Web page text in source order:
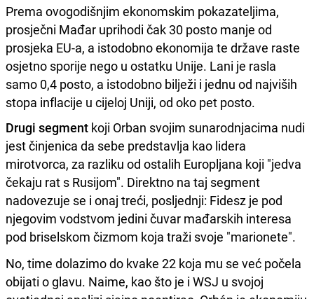
Prema ovogodišnjim ekonomskim pokazateljima,
prosječni Mađar uprihodi čak 30 posto manje od
prosjeka EU-a, a istodobno ekonomija te države raste
osjetno sporije nego u ostatku Unije. Lani je rasla
samo 0,4 posto, a istodobno bilježi i jednu od najviših
stopa inflacije u cijeloj Uniji, od oko pet posto.
Drugi segment koji Orban svojim sunarodnjacima nudi
jest činjenica da sebe predstavlja kao lidera
mirotvorca, za razliku od ostalih Europljana koji "jedva
čekaju rat s Rusijom". Direktno na taj segment
nadovezuje se i onaj treći, posljednji: Fidesz je pod
njegovim vodstvom jedini čuvar mađarskih interesa
pod briselskom čizmom koja traži svoje "marionete".
No, time dolazimo do kvake 22 koja mu se već počela
obijati o glavu. Naime, kao što je i WSJ u svojoj